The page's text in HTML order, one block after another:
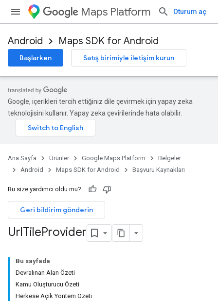
Maps Platform Oturum aç
Android Maps SDK for Android
Başlarken Satış birimiyle iletişim kurun
Google, içerikleri tercih ettiğiniz dile çevirmek için yapay zeka
teknolojisini kullanır. Yapay zeka çevirilerinde hata olabilir.
Ana Sayfa Ürünler Google Maps Platform
Belgeler
Android
Maps SDK for Android Başvuru Kaynakları
Bu size yardımcı oldu mu?
Geri bildirim gönderin
UrlTileProvider
Bu sayfada
Devralınan Alan Özeti
Kamu Oluşturucu Özeti
Herkese Açık Yöntem Özeti